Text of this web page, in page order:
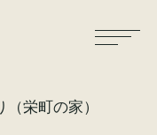
（栄町の家）